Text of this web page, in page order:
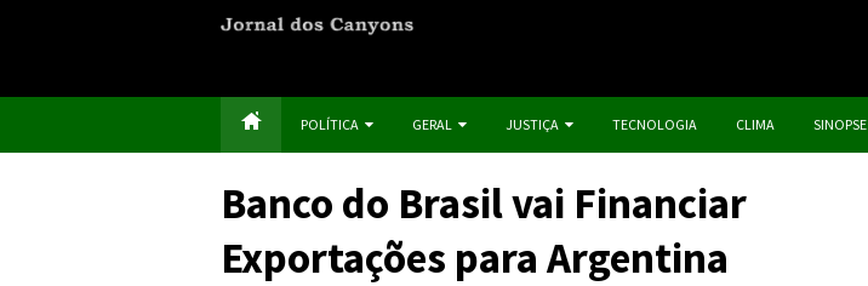
POLÍTICA GERAL JUSTIÇA TECNOLOGIA CLIMA SINOPSE
Banco do Brasil vai Financiar
Exportações para Argentina